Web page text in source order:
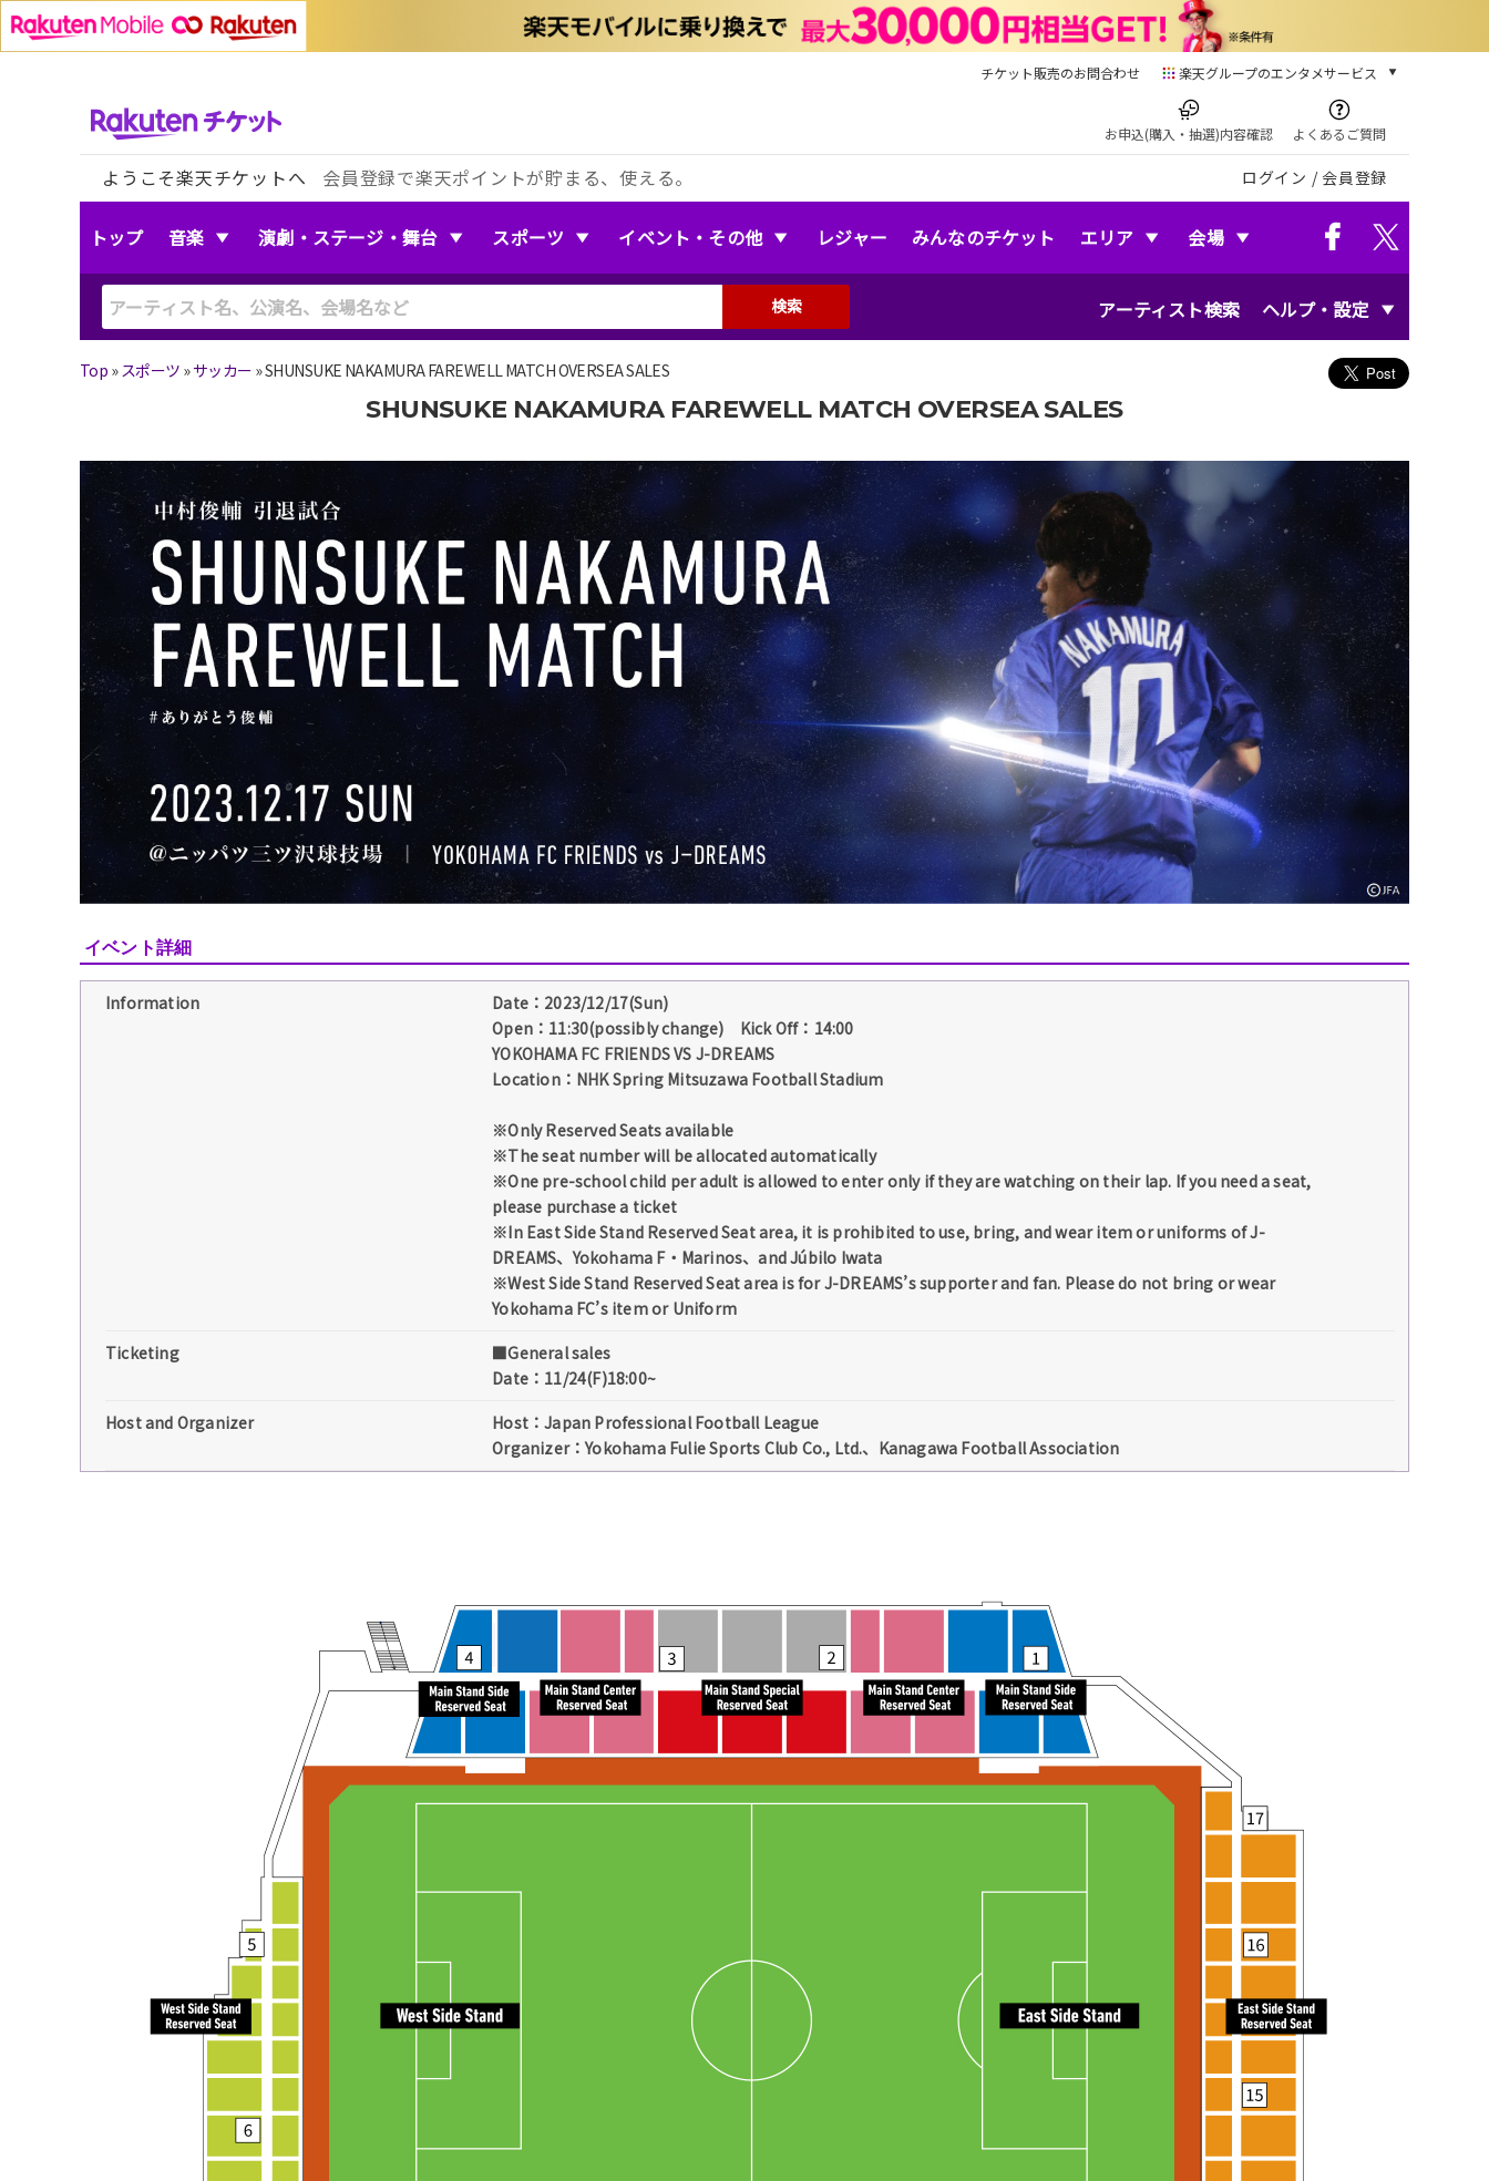
チケット販売のお問合わせ 楽天グループのエンタメサービス
本/ゲーム/CD/DVD
楽天ブックス
電子書籍
楽天Kobo
音楽配信
無料テレビ
Rチャンネル
エンタメニュース
推し楽
お申込(購入・抽選)内容確認 よくあるご質問
ようこそ楽天チケットへ 会員登録で楽天ポイントが貯まる、使える。 ログイン / 会員登録
トップ 音楽 演劇・ステージ・舞台 スポーツ イベント・その他 レジャー みんなのチケット エリア 会場
アーティスト検索 ヘルプ・設定
検索
Top » スポーツ »サッカー »SHUNSUKE NAKAMURA FAREWELL MATCH OVERSEA SALES
SHUNSUKE NAKAMURA FAREWELL MATCH OVERSEA SALES
イベント詳細
Information
Date：2023/12/17(Sun)
Open：11:30(possibly change) Kick Off：14:00
YOKOHAMA FC FRIENDS VS J-DREAMS
Location：NHK Spring Mitsuzawa Football Stadium
※Only Reserved Seats available
※The seat number will be allocated automatically
※One pre-school child per adult is allowed to enter only if they are watching on their lap. If you need a seat,
please purchase a ticket
※In East Side Stand Reserved Seat area, it is prohibited to use, bring, and wear item or uniforms of J-
DREAMS、Yokohama F・Marinos、and Júbilo Iwata
※West Side Stand Reserved Seat area is for J-DREAMS’s supporter and fan. Please do not bring or wear
Yokohama FC’s item or Uniform
Ticketing
■General sales
Date：11/24(F)18:00~
Host and Organizer
Host：Japan Professional Football League
Organizer：Yokohama Fulie Sports Club Co., Ltd.、Kanagawa Football Association